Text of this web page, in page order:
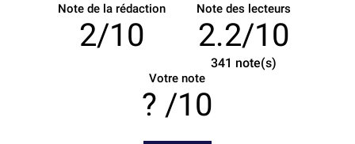
Note de la rédaction
2/10
Note des lecteurs
2.2/10
341 note(s)
Votre note
/10